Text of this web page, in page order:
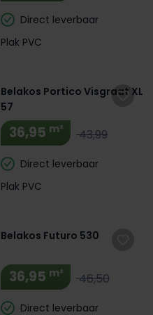
Direct leverbaar
Plak PVC
Belakos Portico Visgraat XL
57
36,95 m² 43,99
Direct leverbaar
Plak PVC
Belakos Futuro 530
36,95 m² 46,50
Direct leverbaar